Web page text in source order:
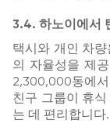
3.4. 하노이에서
택시와 개인 차
의 자율성을 제
2,300,000동에
친구 그룹이 휴
는 데 편리합니다.